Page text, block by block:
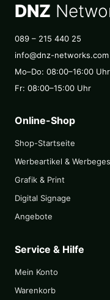
DNZ
089 – 215 440 25
info@dnz-networks.com
Mo–Do: 08:00–16:00 Uhr
Fr: 08:00–15:00 Uhr
Online-Shop
Shop-Startseite
Werbeartikel &
Grafik & Print
Digital Signage
Angebote
Service & Hilfe
Mein Konto
Warenkorb